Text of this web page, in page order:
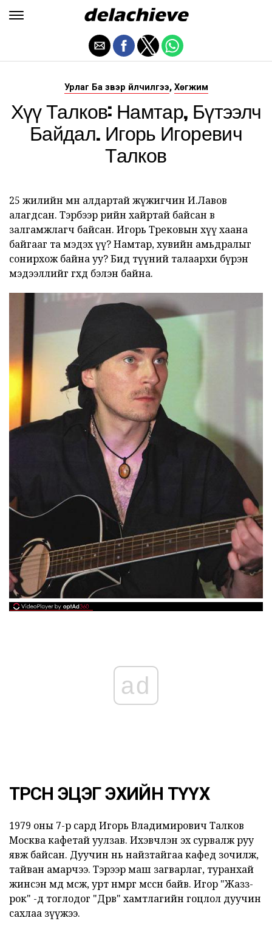
Урлаг Ба Үзвэр Үйлчилгээ, Хөгжим
Хүү Талков: Намтар, Бүтээлч
Байдал. Игорь Игоревич
Талков
25 жилийн өмнө алдартай жүжигчин И.Лавов
алагдсан. Тэрбээр өөрийн хайртай байсан өв
залгамжлагч байсан. Игорь Трековын хүү хаана
байгааг та мэдэх үү? Намтар, хувийн амьдралыг
сонирхож байна уу? Бид түүний талаархи бүрэн
мэдээллийг өгөхөд бэлэн байна.
ad
ТӨРСӨН ЭЦЭГ ЭХИЙН ТҮҮХ
1979 оны 7-р сард Игорь Владимирович Талков
Москва кафетай уулзав. Ихэвчлэн эх сурвалж руу
явж байсан. Дуучин нь найзтайгаа кафед зочилж,
тайван амарчээ. Тэрээр маш загварлаг, туранхай
жинсэн өмд өмсөж, урт нөмрөг өмссөн байв. Игор "Жазз-
рок" -д тоглодог "Дөрөв" хамтлагийн гоцлол дуучин
сахлаа зүүжээ.